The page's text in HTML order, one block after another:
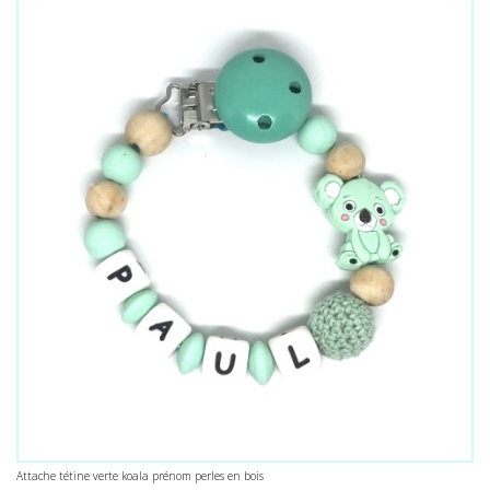
Attache tétine verte koala prénom perles en bois